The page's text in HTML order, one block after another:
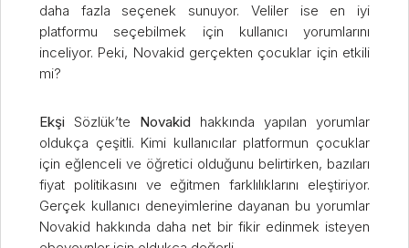
daha fazla seçenek sunuyor. Veliler ise en iyi
platformu seçebilmek için kullanıcı yorumlarını
inceliyor. Peki, Novakid gerçekten çocuklar için etkili
mi?
Ekşi Sözlük’te Novakid hakkında yapılan yorumlar
oldukça çeşitli. Kimi kullanıcılar platformun çocuklar
için eğlenceli ve öğretici olduğunu belirtirken, bazıları
fiyat politikasını ve eğitmen farklılıklarını eleştiriyor.
Gerçek kullanıcı deneyimlerine dayanan bu yorumlar
Novakid hakkında daha net bir fikir edinmek isteyen